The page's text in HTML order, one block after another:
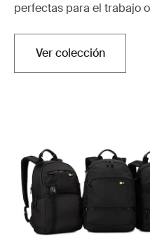
perfectas para el trabajo
Ver colección